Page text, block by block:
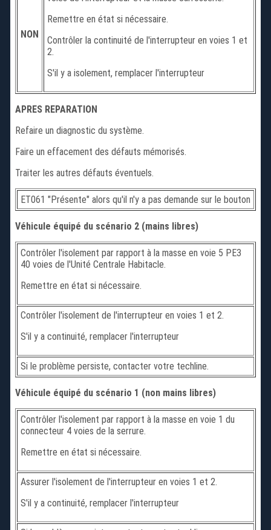
NON
Remettre en état si nécessaire.
Contrôler la continuité de l'interrupteur en voies 1 et
2.
S'il y a isolement, remplacer l'interrupteur
APRES REPARATION
Refaire un diagnostic du système.
Faire un effacement des défauts mémorisés.
Traiter les autres défauts éventuels.
ET061 "Présente" alors qu'il n'y a pas demande sur le bouton
Véhicule équipé du scénario 2 (mains libres)
Contrôler l'isolement par rapport à la masse en voie 5 PE3
40 voies de l'Unité Centrale Habitacle.
Remettre en état si nécessaire.
Contrôler l'isolement de l'interrupteur en voies 1 et 2.
S'il y a continuité, remplacer l'interrupteur
Si le problème persiste, contacter votre techline.
Véhicule équipé du scénario 1 (non mains libres)
Contrôler l'isolement par rapport à la masse en voie 1 du
connecteur 4 voies de la serrure.
Remettre en état si nécessaire.
Assurer l'isolement de l'interrupteur en voies 1 et 2.
S'il y a continuité, remplacer l'interrupteur